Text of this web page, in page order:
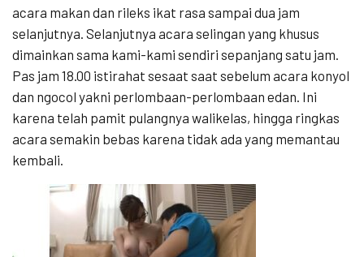
acara makan dan rileks ikat rasa sampai dua jam
selanjutnya. Selanjutnya acara selingan yang khusus
dimainkan sama kami-kami sendiri sepanjang satu jam.
Pas jam 18.00 istirahat sesaat saat sebelum acara konyol
dan ngocol yakni perlombaan-perlombaan edan. Ini
karena telah pamit pulangnya walikelas, hingga ringkas
acara semakin bebas karena tidak ada yang memantau
kembali.